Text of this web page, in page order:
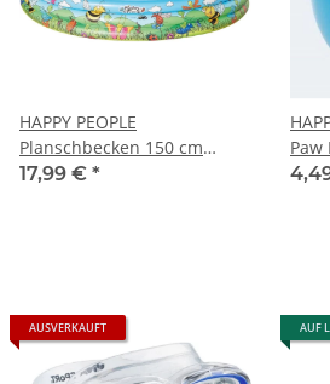
HAPPY PEOPLE
Planschbecken 150 cm
Flowers + Friends 77737
17,99 € *
Paw
AUSVERKAUFT AUF